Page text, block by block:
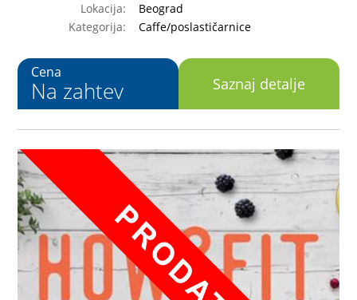
Lokacija:
Beograd
Kategorija:
Caffe/poslastičarnice
Cena
Na zahtev Saznaj detalje